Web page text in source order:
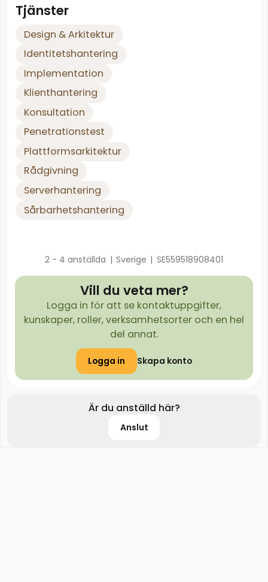
Tjänster
Design & Arkitektur
Identitetshantering
Implementation
Klienthantering
Konsultation
Penetrationstest
Plattformsarkitektur
Rådgivning
Serverhantering
Sårbarhetshantering
2 - 4 anställda | Sverige | SE559518908401
Vill du veta mer?
Logga in för att se kontaktuppgifter,
kunskaper, roller, verksamhetsorter och en hel
del annat.
Logga in Skapa konto
Är du anställd här?
Anslut